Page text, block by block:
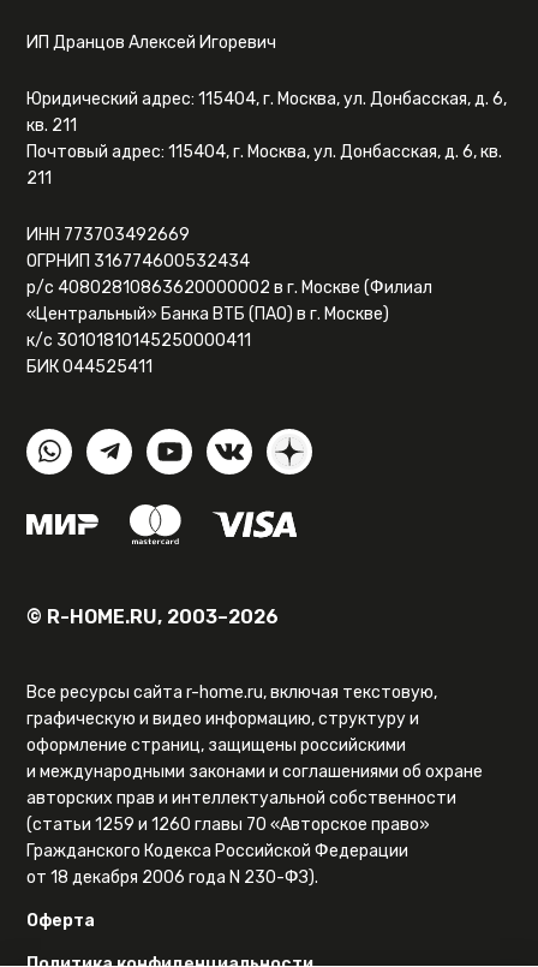
ИП Дранцов Алексей Игоревич
Юридический адрес: 115404, г. Москва, ул. Донбасская, д. 6,
кв. 211
Почтовый адрес: 115404, г. Москва, ул. Донбасская, д. 6, кв.
211
ИНН 773703492669
ОГРНИП 316774600532434
р/с 40802810863620000002 в г. Москве (Филиал
«Центральный» Банка ВТБ (ПАО) в г. Москве)
к/с 30101810145250000411
БИК 044525411
© R-HOME.RU, 2003–2026
Все ресурсы сайта r-home.ru, включая текстовую,
графическую и видео информацию, структуру и
оформление страниц, защищены российскими
и международными законами и соглашениями об охране
авторских прав и интеллектуальной собственности
(статьи 1259 и 1260 главы 70 «Авторское право»
Гражданского Кодекса Российской Федерации
от 18 декабря 2006 года N 230-ФЗ).
Оферта